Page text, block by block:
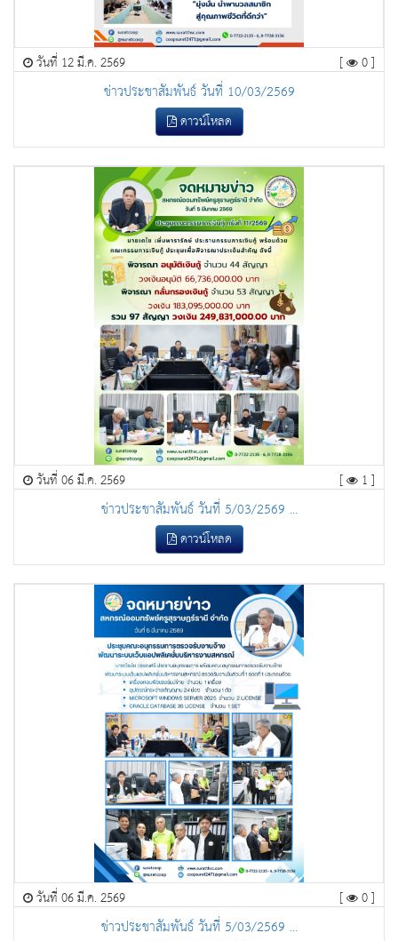
วันที่ 12 มี.ค. 2569 [ 0 ]
ข่าวประชาสัมพันธ์ วันที่ 10/03/2569
ดาวน์โหลด
วันที่ 06 มี.ค. 2569 [ 1 ]
ข่าวประชาสัมพันธ์ วันที่ 5/03/2569 ...
ดาวน์โหลด
วันที่ 06 มี.ค. 2569 [ 0 ]
ข่าวประชาสัมพันธ์ วันที่ 5/03/2569 ...